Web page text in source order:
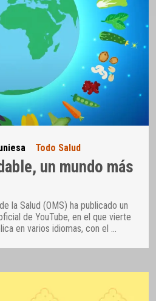
Todo Salud
un mundo más
la Salud (OMS) ha publicado un
de YouTube, en el que vierte
en varios idiomas, con el